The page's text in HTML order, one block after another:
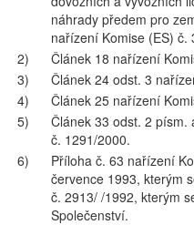
náhrady předem pro
nařízení Komise (ES) č.
2)
Článek 18 nařízení
3)
Článek 24 odst. 3
4)
Článek 25 nařízení
5)
Článek 33 odst. 2 písm.
č. 1291/2000.
6)
Příloha č. 63 nařízení
července 1993, kterým
č. 2913/ /1992, kterým
Společenství.